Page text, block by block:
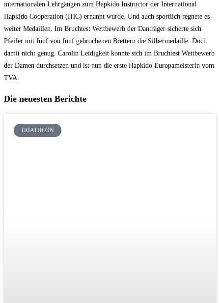
internationalen Lehrgängen zum Hapkido Instructor der International
Hapkido Cooperation (IHC) ernannt wurde. Und auch sportlich regnete es
weiter Medaillen. Im Bruchtest Wettbewerb der Danträger sicherte sich
Pfeifer mit fünf von fünf gebrochenen Brettern die Silbermedaille. Doch
damit nicht genug. Carolin Leidigkeit konnte sich im Bruchtest Wettbewerb
der Damen durchsetzen und ist nun die erste Hapkido Europameisterin vom
TVA.
Die neuesten Berichte
TRIATHLON